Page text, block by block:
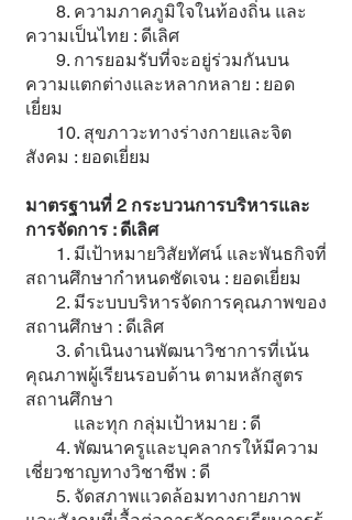
8. ความภาคภูมิใจในท้องถิ่น และ
ความเป็นไทย : ดีเลิศ
9. การยอมรับที่จะอยู่ร่วมกันบน
ความแตกต่างและหลากหลาย : ยอด
เยี่ยม
10. สุขภาวะทางร่างกายและจิต
สังคม : ยอดเยี่ยม
มาตรฐานที่ 2 กระบวนการบริหารและ
การจัดการ : ดีเลิศ
1. มีเป้าหมายวิสัยทัศน์ และพันธกิจที่
สถานศึกษากำหนดชัดเจน : ยอดเยี่ยม
2. มีระบบบริหารจัดการคุณภาพของ
สถานศึกษา : ดีเลิศ
3. ดำเนินงานพัฒนาวิชาการที่เน้น
คุณภาพผู้เรียนรอบด้าน ตามหลักสูตร
สถานศึกษา
และทุก กลุ่มเป้าหมาย : ดี
4. พัฒนาครูและบุคลากรให้มีความ
เชี่ยวชาญทางวิชาชีพ : ดี
5. จัดสภาพแวดล้อมทางกายภาพ